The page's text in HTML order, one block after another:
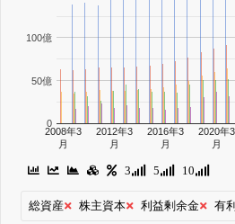
2008年3
月
2012年3
月
2016年3
月
2020年3
月
0
50億
100億
3 5 10
総資産 株主資本 利益剰余金 有